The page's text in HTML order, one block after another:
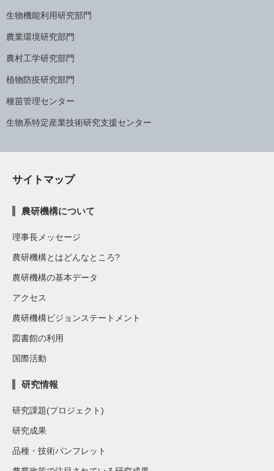
生物機能利用研究部門
農業環境研究部門
農村工学研究部門
植物防疫研究部門
種苗管理センター
生物系特定産業技術研究支援センター
サイトマップ
農研機構について
理事長メッセージ
農研機構とはどんなところ?
農研機構の基本データ
アクセス
農研機構ビジョンステートメント
図書館の利用
国際活動
研究情報
研究課題(プロジェクト)
研究成果
品種・技術パンフレット